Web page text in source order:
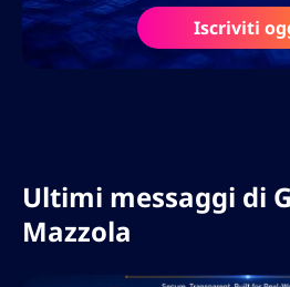
multilingue e
localizzazione che
globale.
Iscriviti
Ultimi messaggi di
Mazzola